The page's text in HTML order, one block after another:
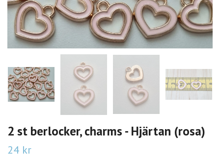
2 st berlocker, charms - Hjärtan (rosa)
24 kr